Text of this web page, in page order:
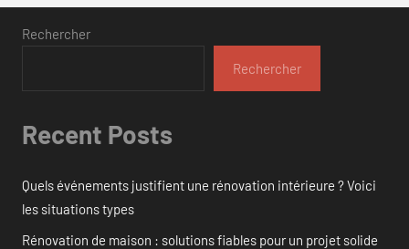
Rechercher
Rechercher
Recent Posts
Quels événements justifient une rénovation intérieure ? Voici
les situations types
Rénovation de maison : solutions fiables pour un projet solide